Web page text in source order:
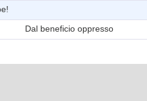
oppresso